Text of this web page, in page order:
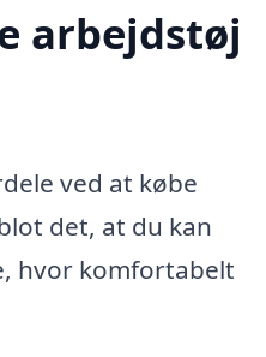
arbejdstøj
ved at købe
det, at du kan
hvor komfortabelt